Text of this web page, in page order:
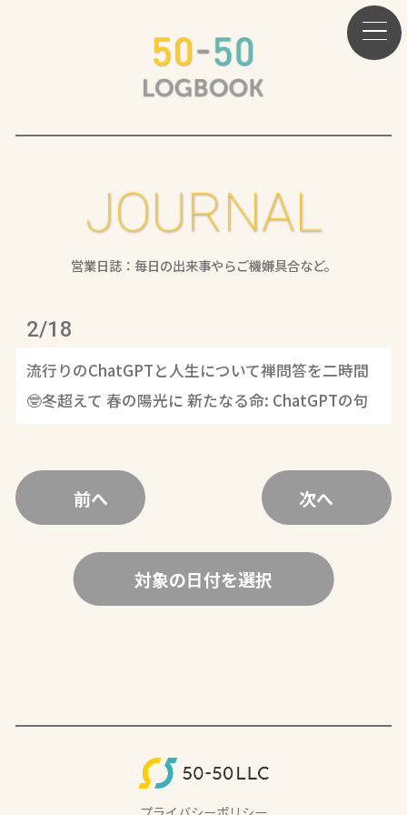
JOURNAL
営業日誌：毎日の出来事やらご機嫌具合など。
2/18
流行りのChatGPTと人生について禅問答を二時間
🤓冬超えて 春の陽光に 新たなる命: ChatGPTの句
前へ 次へ
対象の日付を選択